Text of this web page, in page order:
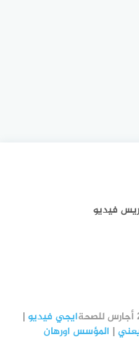
فيديو
ايجي فيديو |
| المؤسس اورهان